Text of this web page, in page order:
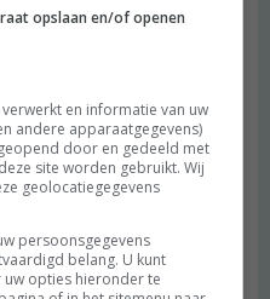
liefde voor tweedehands in
opslaan en/of openen
en informatie van uw
andere apparaatgegevens)
door en gedeeld met
site worden gebruikt. Wij
geolocatiegegevens
persoonsgegevens
belang. U kunt
opties hieronder te